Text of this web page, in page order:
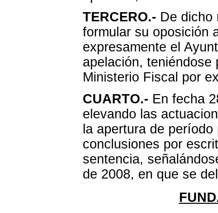
TERCERO.- De dicho
formular su oposición
expresamente el
apelación,
Ministerio Fiscal por
CUARTO.- En fecha
elevando las
la apertura de
conclusiones por
sentencia,
de 2008, en que se